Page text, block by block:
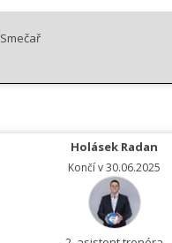
Smečař
Holásek Radan
Končí v 30.06.2025